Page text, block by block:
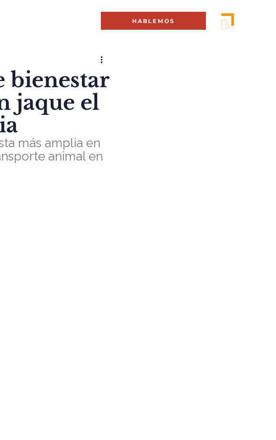
HABLEMOS
bienestar
jaque el
más amplia en
animal en